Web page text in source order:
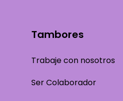
Tambores
Trabaje con nosotros
Ser Colaborador